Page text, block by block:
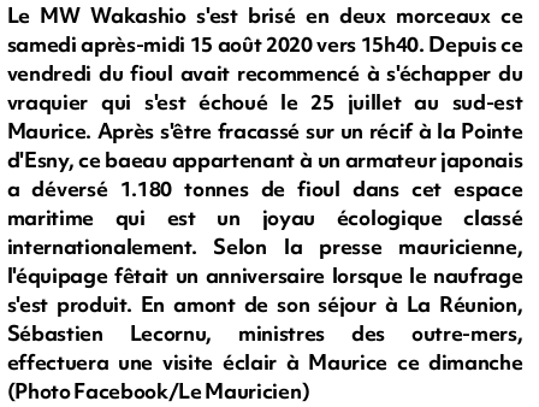
Le MW Wakashio s'est brisé en deux morceaux ce
samedi après-midi 15 août 2020 vers 15h40. Depuis ce
vendredi du fioul avait recommencé à s'échapper du
vraquier qui s'est échoué le 25 juillet au sud-est
Maurice. Après s'être fracassé sur un récif à la Pointe
d'Esny, ce baeau appartenant à un armateur japonais
a déversé 1.180 tonnes de fioul dans cet espace
maritime qui est un joyau écologique classé
internationalement. Selon la presse mauricienne,
l'équipage fêtait un anniversaire lorsque le naufrage
s'est produit. En amont de son séjour à La Réunion,
Sébastien Lecornu, ministres des outre-mers,
effectuera une visite éclair à Maurice ce dimanche
(Photo Facebook/Le Mauricien)